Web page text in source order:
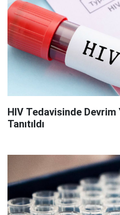
HIV Tedavisinde
Tanıtıldı